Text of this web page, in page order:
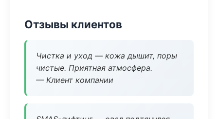
Отзывы клиентов
Чистка и уход — кожа дышит, поры
чистые. Приятная атмосфера.
— Клиент компании